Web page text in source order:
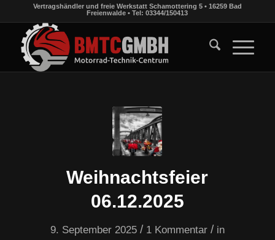
Vertragshändler und freie Werkstatt Schamottering 5 • 16259 Bad
Freienwalde • Tel: 03344/150413
Weihnachtsfeier
06.12.2025
9. September 2025 / 1 Kommentar / in